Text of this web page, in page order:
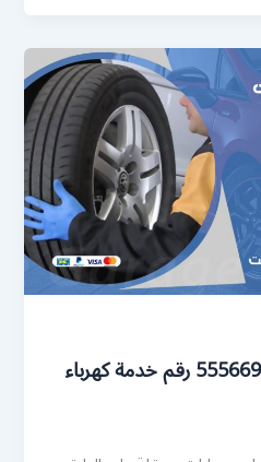
خدمة بنشر المنقف 55566920 رقم خدمة كهرباء